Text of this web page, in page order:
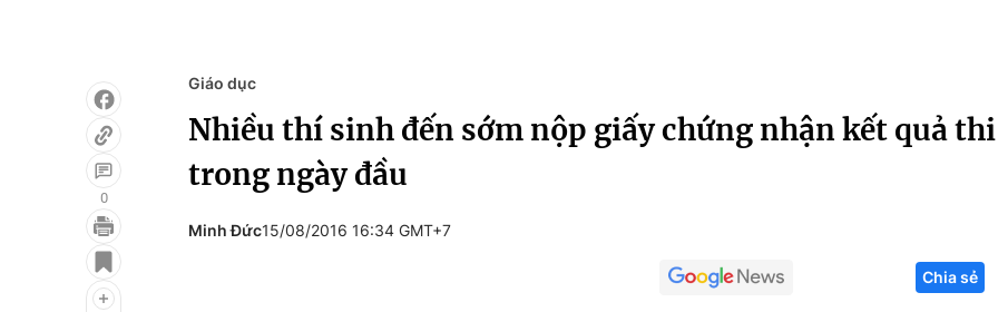
Infographic
Điện ảnh
Tuyển sinh
Hitech Công
0
Giáo dục
Nhiều thí sinh đến sớm nộp giấy chứng nhận kết quả thi
trong ngày đầu
Minh Đức15/08/2016 16:34 GMT+7
Chia sẻ